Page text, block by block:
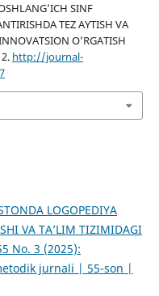
SINF
TEZ AYTISH VA
O’RGATISH
http://journal-
LOGOPEDIYA
VA TA’LIM TIZIMIDAGI
No. 3 (2025):
jurnali | 55-son |